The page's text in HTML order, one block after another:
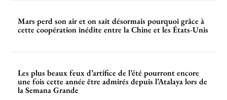
Mars perd son air et on sait désormais pourquoi grâce à
cette coopération inédite entre la Chine et les États-Unis
Les plus beaux feux d’artifice de l’été pourront encore
une fois cette année être admirés depuis l’Atalaya lors de
la Semana Grande